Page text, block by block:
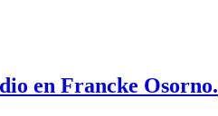
en Francke Osorno.